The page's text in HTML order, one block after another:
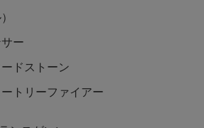
ー
ドストーン
トリーファイアー